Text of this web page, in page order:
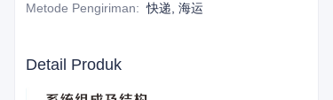
Metode Pengiriman: 快递, 海运
Detail Produk